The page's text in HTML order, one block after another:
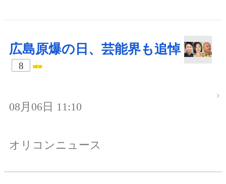
広島原爆の日、芸能界も追悼
8
08月06日 11:10
オリコンニュース